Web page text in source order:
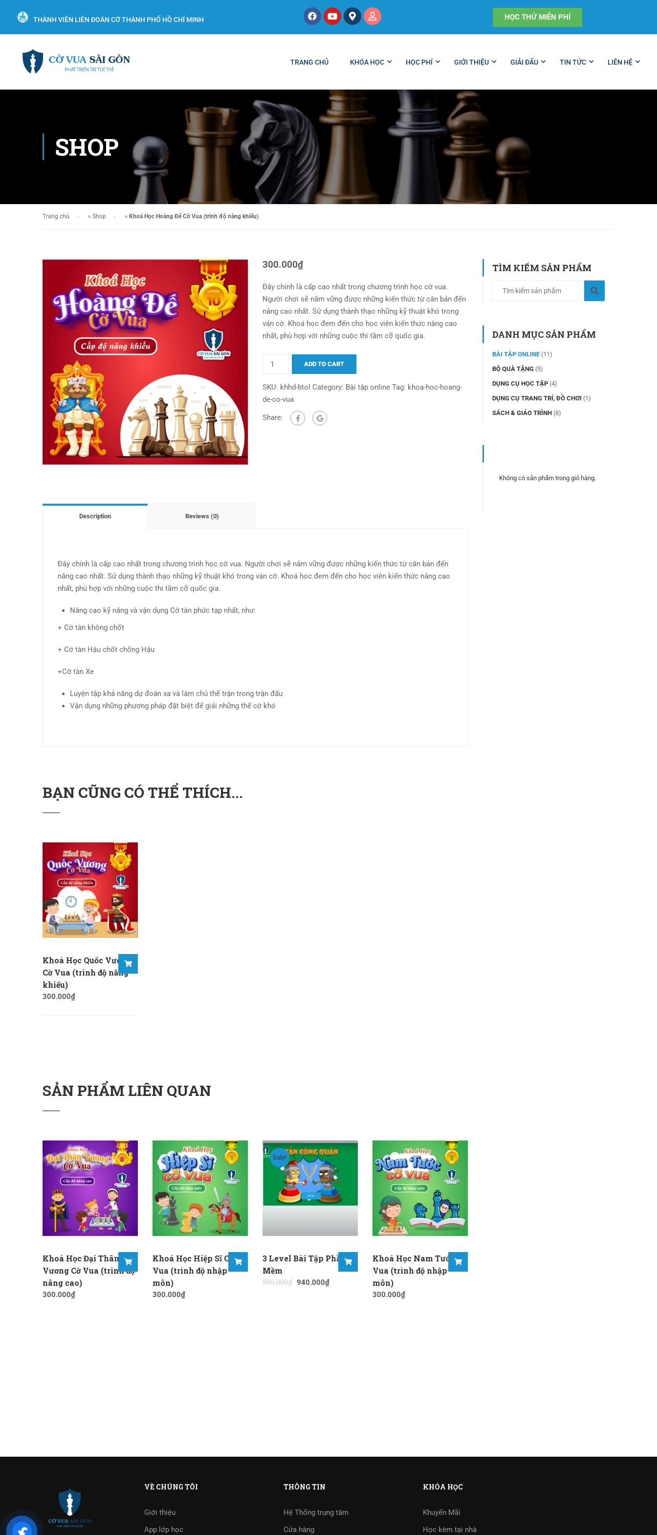
THÀNH VIÊN LIÊN ĐOÀN CỜ THÀNH PHỐ HỒ CHÍ MINH HỌC THỬ MIỄN PHÍ
TRANG CHỦ KHÓA HỌC HỌC PHÍ GIỚI THIỆU GIẢI ĐẤU TIN TỨC LIÊN HỆ
SHOP
Trang chủ » Shop » Khoá Học Hoàng Đế Cờ Vua (trình độ năng khiếu)
300.000₫
Đây chính là cấp cao nhất trong chương trình học cờ vua.
Người chơi sẽ nắm vững được những kiến thức từ căn bản đến
nâng cao nhất. Sử dụng thành thạo những kỹ thuật khó trong
ván cờ. Khoá học đem đến cho học viên kiến thức nâng cao
nhất, phù hợp với những cuộc thi tầm cỡ quốc gia.
ADD TO CART
SKU: khhd-btol Category: Bài tập online Tag: khoa-hoc-hoang-
de-co-vua
Share:
Description Reviews (0)
Đây chính là cấp cao nhất trong chương trình học cờ vua. Người chơi sẽ nắm vững được những kiến thức từ căn bản đến
nâng cao nhất. Sử dụng thành thạo những kỹ thuật khó trong ván cờ. Khoá học đem đến cho học viên kiến thức nâng cao
nhất, phù hợp với những cuộc thi tầm cỡ quốc gia.
Nâng cao kỹ năng và vận dụng Cờ tàn phức tạp nhất, như:
+ Cờ tàn không chốt
+ Cờ tàn Hậu chốt chống Hậu
+Cờ tàn Xe
Luyện tập khả năng dự đoán xa và làm chủ thế trận trong trận đấu
Vận dụng những phương pháp đặt biệt để giải những thế cờ khó
BẠN CŨNG CÓ THỂ THÍCH...
Khoá Học Quốc Vương
Cờ Vua (trình độ năng
khiếu)
300.000₫
SẢN PHẨM LIÊN QUAN
Khoá Học Đại Thân
Vương Cờ Vua (trình độ
nâng cao)
300.000₫
Khoá Học Hiệp Sĩ Cờ
Vua (trình độ nhập
môn)
300.000₫
Sale!
3 Level Bài Tập Phần
Mềm
990.000₫ 940.000₫
Khoá Học Nam Tước Cờ
Vua (trình độ nhập
môn)
300.000₫
TÌM KIẾM SẢN PHẨM
DANH MỤC SẢN PHẨM
BÀI TẬP ONLINE (11)
BỘ QUÀ TẶNG (5)
DỤNG CỤ HỌC TẬP (4)
DỤNG CỤ TRANG TRÍ, ĐỒ CHƠI (1)
SÁCH & GIÁO TRÌNH (8)
Không có sản phẩm trong giỏ hàng.
VỀ CHÚNG TÔI
Giới thiệu
App lớp học
THÔNG TIN
Hệ Thống trung tâm
Cửa hàng
KHÓA HỌC
Khuyến Mãi
Học kèm tại nhà